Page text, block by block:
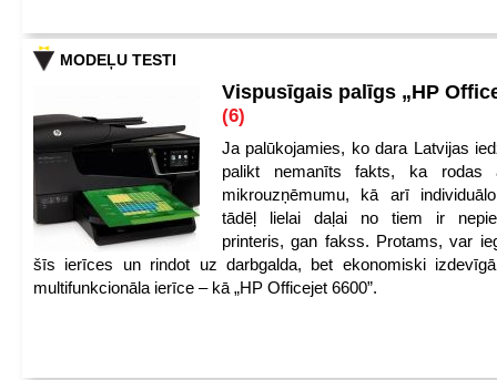
MODEĻU TESTI
Vispusīgais palīgs „HP
(6)
Ja palūkojamies, ko dara Latvijas
palikt nemanīts fakts, ka rodas
mikrouzņēmumu, kā arī
tādēļ lielai daļai no tiem ir
printeris, gan fakss. Protams, var
šīs ierīces un rindot uz darbgalda, bet ekonomiski
multifunkcionāla ierīce – kā „HP Officejet 6600”.